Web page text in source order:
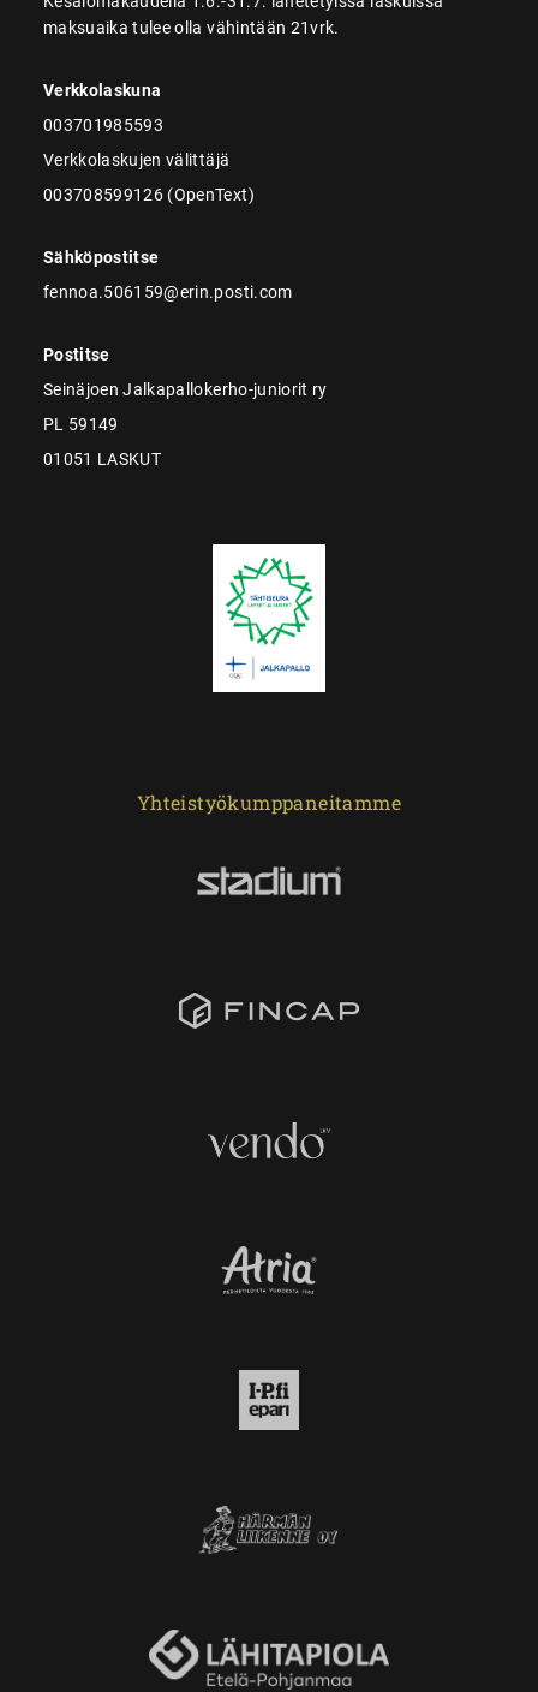
maksuaika tulee olla vähintään 21vrk.
Verkkolaskuna
003701985593
Verkkolaskujen välittäjä
003708599126 (OpenText)
Sähköpostitse
fennoa.506159@erin.posti.com
Postitse
Seinäjoen Jalkapallokerho-juniorit ry
PL 59149
01051 LASKUT
Yhteistyökumppaneitamme